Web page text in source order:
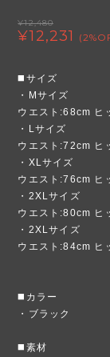
¥12,480
¥12,231
◼️サイズ
・Mサイズ
ウエスト:68cm ヒ
・Lサイズ
ウエスト:72cm ヒ
・XLサイズ
ウエスト:76cm ヒ
・2XLサイズ
ウエスト:80cm ヒ
・2XLサイズ
ウエスト:84cm ヒ
◼️カラー
・ブラック
◼️素材